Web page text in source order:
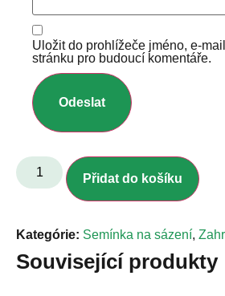
Uložit do prohlížeče jméno, e-
stránku pro budoucí komentáře.
Přidat do košíku
Kategórie: Semínka na sázení,
Související produkty